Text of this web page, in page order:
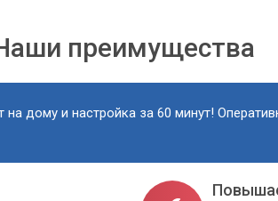
преимущества
на дому и настройка за 60 минут!